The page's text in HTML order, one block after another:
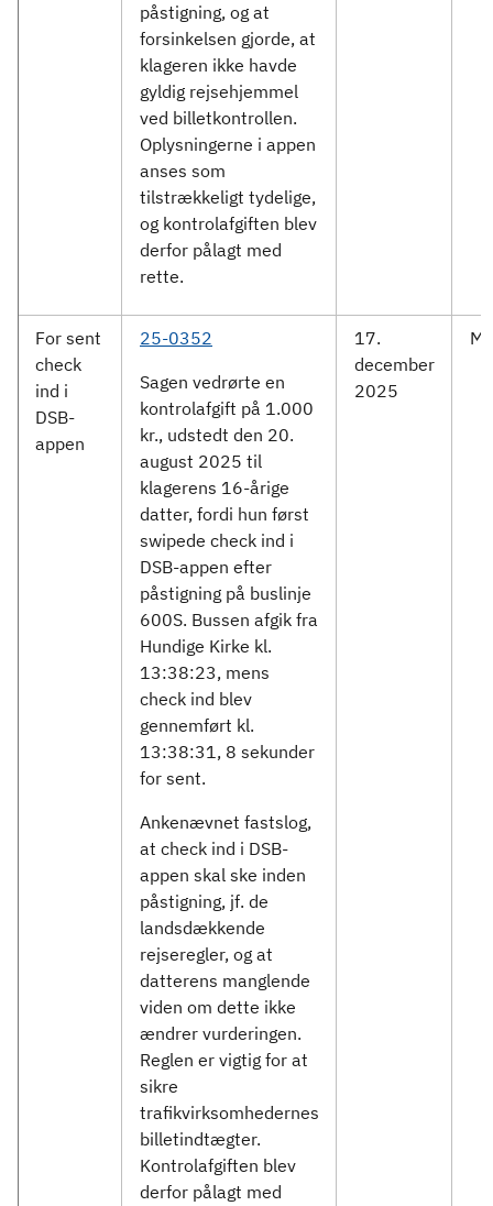
påstigning, og at
forsinkelsen gjorde, at
klageren ikke havde
gyldig rejsehjemmel
ved billetkontrollen.
Oplysningerne i appen
anses som
tilstrækkeligt tydelige,
og kontrolafgiften blev
derfor pålagt med
rette.
For sent
check
ind i
DSB-
appen
25-0352
Sagen vedrørte en
kontrolafgift på 1.000
kr., udstedt den 20.
august 2025 til
klagerens 16-årige
datter, fordi hun først
swipede check ind i
DSB-appen efter
påstigning på buslinje
600S. Bussen afgik fra
Hundige Kirke kl.
13:38:23, mens
check ind blev
gennemført kl.
13:38:31, 8 sekunder
for sent.
Ankenævnet fastslog,
at check ind i DSB-
appen skal ske inden
påstigning, jf. de
landsdækkende
rejseregler, og at
datterens manglende
viden om dette ikke
ændrer vurderingen.
Reglen er vigtig for at
sikre
trafikvirksomhedernes
billetindtægter.
Kontrolafgiften blev
derfor pålagt med
17.
december
2025